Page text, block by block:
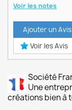
Voir les notes
Ajouter un Avis
Voir les Avis
Société
Une
créations bien à